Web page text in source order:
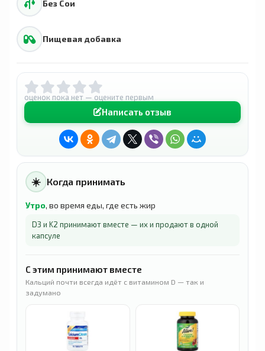
Без Сои
Пищевая добавка
оценок пока нет — оцените первым
Написать отзыв
☀️ Когда принимать
Утро, во время еды, где есть жир
D3 и K2 принимают вместе — их и продают в одной
капсуле
С этим принимают вместе
Кальций почти всегда идёт с витамином D — так и
задумано